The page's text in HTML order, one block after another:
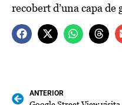
recobert d’una capa
ANTERIOR